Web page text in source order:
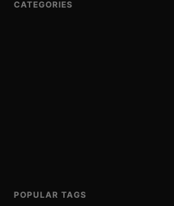
CATEGORIES
POPULAR TAGS